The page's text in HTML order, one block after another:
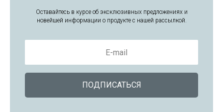
Оставайтесь в курсе об эксклюзивных предложениях и
новейшей информации о продукте с нашей рассылкой.
E-mail
ПОДПИСАТЬСЯ